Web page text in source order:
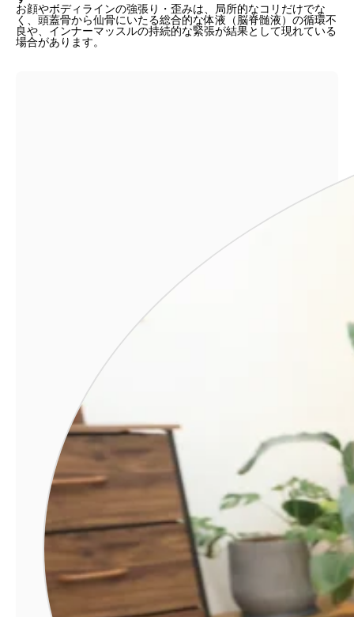
お顔やボディラインの強張り・歪みは、局所的なコリだけでな
く、頭蓋骨から仙骨にいたる総合的な体液（脳脊髄液）の循環不
良や、インナーマッスルの持続的な緊張が結果として現れている
場合があります。